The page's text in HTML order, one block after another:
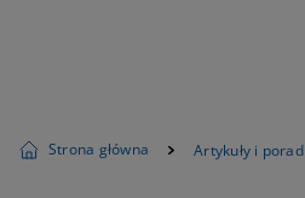
Strona główna Artykuły i